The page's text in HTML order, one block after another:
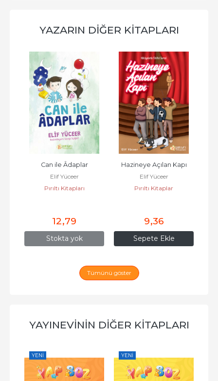
YAZARIN DIĞER KITAPLARI
Stokta yok
Can ile Âdaplar
Elif Yüceer
Pırıltı Kitapları
12,79
Sepete Ekle
Hazineye Açılan Kapı
Elif Yüceer
Pırıltı Kitaplar
9,36
Tümünü göster
YAYINEVININ DIĞER KITAPLARI
YENI YENI